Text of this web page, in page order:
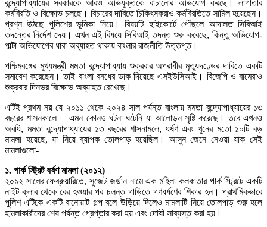
বন্দ্যোপাধ্যায়ের সরকারকে আরও অভিযুক্তকে বাঁচানোর অভিযোগ করছে। লাগাতার
কর্মবিরতি ও বিক্ষোভ চলছে। বিচারের দাবিতে চিকিৎসকরাও কর্মবিরতিতে সামিল হয়েছেন।
প্রশ্ন উঠছে পুলিশের ভূমিকা নিয়ে। বিষয়টি হাইকোর্টে পৌঁছলে আদালত সিবিআই
তদন্তের নির্দেশ দেয়। এখন এই বিষয়ে সিবিআই তদন্ত শুরু করেছে, কিন্তু অভিযোগ-
পাল্টা অভিযোগের ধারা অব্যাহত থাকায় বাংলার রাজনীতি উত্তপ্ত।
পশ্চিমবঙ্গের মুখ্যমন্ত্রী মমতা বন্দ্যোপাধ্যায় শুক্রবার অপরাধীর মৃত্যুদণ্ডের দাবিতে একটি
সমাবেশ করেছেন। তাই বাংলা বনধের ডাক দিয়েছে এসইউসিআই। বিজেপি ও বামেরাও
শুক্রবার দিনভর বিক্ষোভ অব্যাহত রেখেছে।
এটিই প্রথম নয় যে ২০১১ থেকে ২০২৪ সাল পর্যন্ত বাংলায় মমতা বন্দ্যোপাধ্যায়ের ১৩
বছরের শাসনকালে এমন কোনও ঘটনা ঘটেনি যা আলোড়ন সৃষ্টি করেছে। তবে এখনও
অবধি, মমতা বন্দ্যোপাধ্যায়ের ১৩ বছরের শাসনামলে, ধর্ষণ এবং খুনের মতো ১০টি বড়
মামলা হয়েছে, যা নিয়ে ব্যাপক তোলপাড় হয়েছিল। আসুন জেনে নেওয়া যাক সেই
মামলাগুলো-
১. পার্ক স্ট্রিট ধর্ষণ মামলা (২০১২)
২০১২ সালের ফেব্রুয়ারিতে, সুজেট জর্ডান নামে এক মহিলা কলকাতার পার্ক স্ট্রিটে একটি
নাইট ক্লাব থেকে বের হওয়ার পর চলন্ত গাড়িতে গণধর্ষণের শিকার হন। প্রাথমিকভাবে
পুলিশ এটিকে একটি বানোয়াট গল্প বলে উড়িয়ে দিলেও মামলাটি নিয়ে তোলপাড় শুরু হলে
হামলাকারীদের শেষ পর্যন্ত গ্রেপ্তার করা হয় এবং দোষী সাব্যস্ত করা হয়।